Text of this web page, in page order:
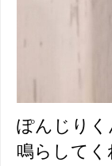
ぽんじり
鳴らしてく